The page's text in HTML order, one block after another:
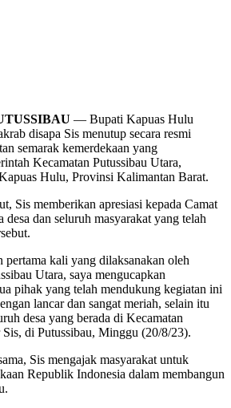
— Bupati Kapuas Hulu
disapa Sis menutup secara resmi
semarak kemerdekaan yang
Kecamatan Putussibau Utara,
Hulu, Provinsi Kalimantan Barat.
Sis memberikan apresiasi kepada Camat
desa dan seluruh masyarakat yang telah
pertama kali yang dilaksanakan oleh
Utara, saya mengucapkan
pihak yang telah mendukung kegiatan ini
lancar dan sangat meriah, selain itu
desa yang berada di Kecamatan
di Putussibau, Minggu (20/8/23).
Sis mengajak masyarakat untuk
Republik Indonesia dalam membangun